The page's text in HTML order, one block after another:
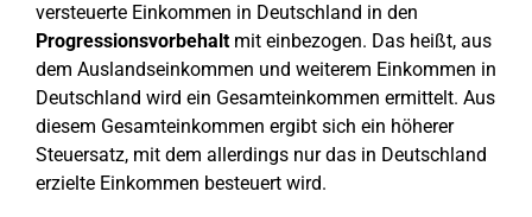
versteuerte Einkommen in Deutschland in den
Progressionsvorbehaltmit einbezogen. Das heißt, aus
dem Auslandseinkommen und weiterem Einkommen in
Deutschland wird ein Gesamteinkommen ermittelt. Aus
diesem Gesamteinkommen ergibt sich ein höherer
Steuersatz, mit dem allerdings nur das in Deutschland
erzielte Einkommen besteuert wird.